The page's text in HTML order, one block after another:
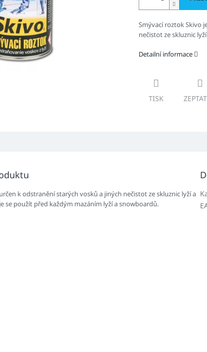
Smývací roztok Skivo
nečistot ze skluznic
Detailní informace
TISK
k odstranění starých vosků a jiných nečistot ze skluznic lyží a
se použít před každým mazáním lyží a snowboardů.